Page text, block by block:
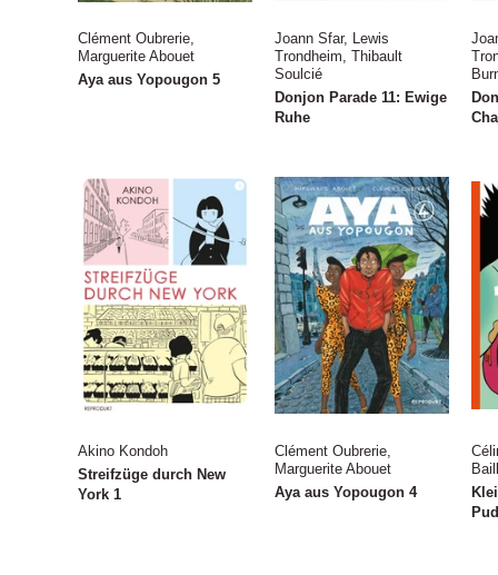
Clément Oubrerie,
Marguerite Abouet
Aya aus Yopougon 5
Joann Sfar, Lewis
Trondheim, Thibault
Soulcié
Donjon Parade 11: Ewige
Ruhe
Akino Kondoh
Streifzüge durch New
York 1
Clément Oubrerie,
Marguerite Abouet
Aya aus Yopougon 4